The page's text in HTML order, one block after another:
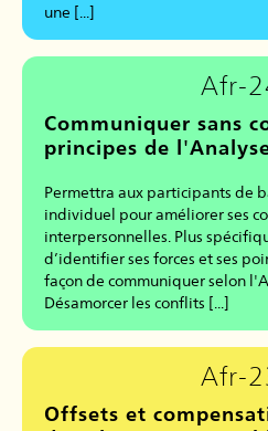
une [...]
Afr-
Communiquer sans
principes de
Permettra aux participants de
individuel pour améliorer ses
interpersonnelles. Plus
d’identifier ses forces et ses
façon de communiquer selon
Désamorcer les conflits [...]
Afr-
Offsets et